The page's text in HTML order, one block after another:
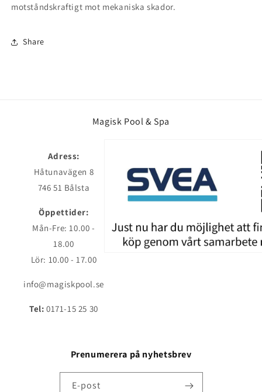
motståndskraftigt mot mekaniska skador.
Share
Magisk Pool & Spa
Adress:
Håtunavägen 8
746 51 Bålsta
Öppettider:
Mån-Fre: 10.00 -
18.00
Lör: 10.00 - 17.00
info@magiskpool.se
Tel: 0171-15 25 30
Prenumerera på nyhetsbrev
E-post